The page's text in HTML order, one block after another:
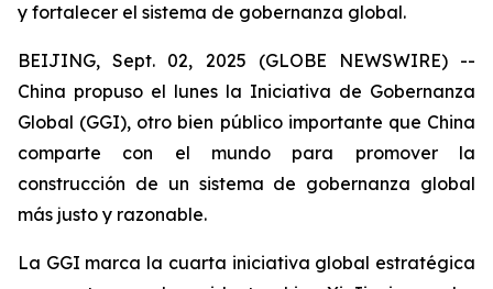
y fortalecer el sistema de gobernanza global.
BEIJING, Sept. 02, 2025 (GLOBE NEWSWIRE) --
China propuso el lunes la Iniciativa de Gobernanza
Global (GGI), otro bien público importante que China
comparte con el mundo para promover la
construcción de un sistema de gobernanza global
más justo y razonable.
La GGI marca la cuarta iniciativa global estratégica